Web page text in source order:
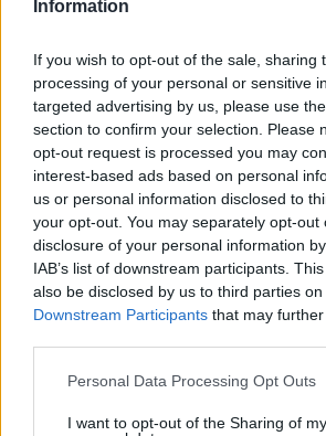
Information
If you wish to opt-out of the sale, sharing
processing of your personal or sensitive
targeted advertising by us, please use
section to confirm your selection. Please
opt-out request is processed you may
interest-based ads based on personal
us or personal information disclosed to
your opt-out. You may separately opt-out
disclosure of your personal information
IAB’s list of downstream participants.
also be disclosed by us to third parties on
Downstream Participants that may
Please note that this website/app uses
not limited to your visit or usage
Personal Data Processing Opt Outs
I want to opt-out of the Sharing of my